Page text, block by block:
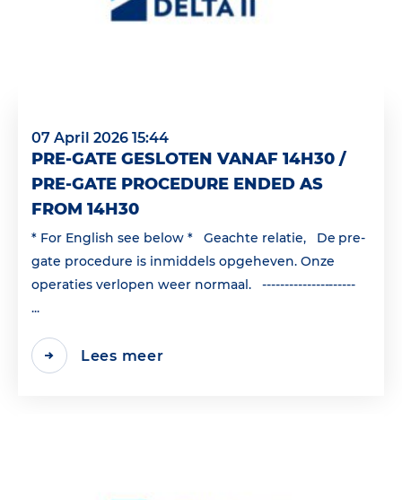
07 April 2026 15:44
PRE-GATE GESLOTEN VANAF 14H30 /
PRE-GATE PROCEDURE ENDED AS
FROM 14H30
* For English see below * Geachte relatie, De pre-
gate procedure is inmiddels opgeheven. Onze
operaties verlopen weer normaal. ---------------------
...
Lees meer